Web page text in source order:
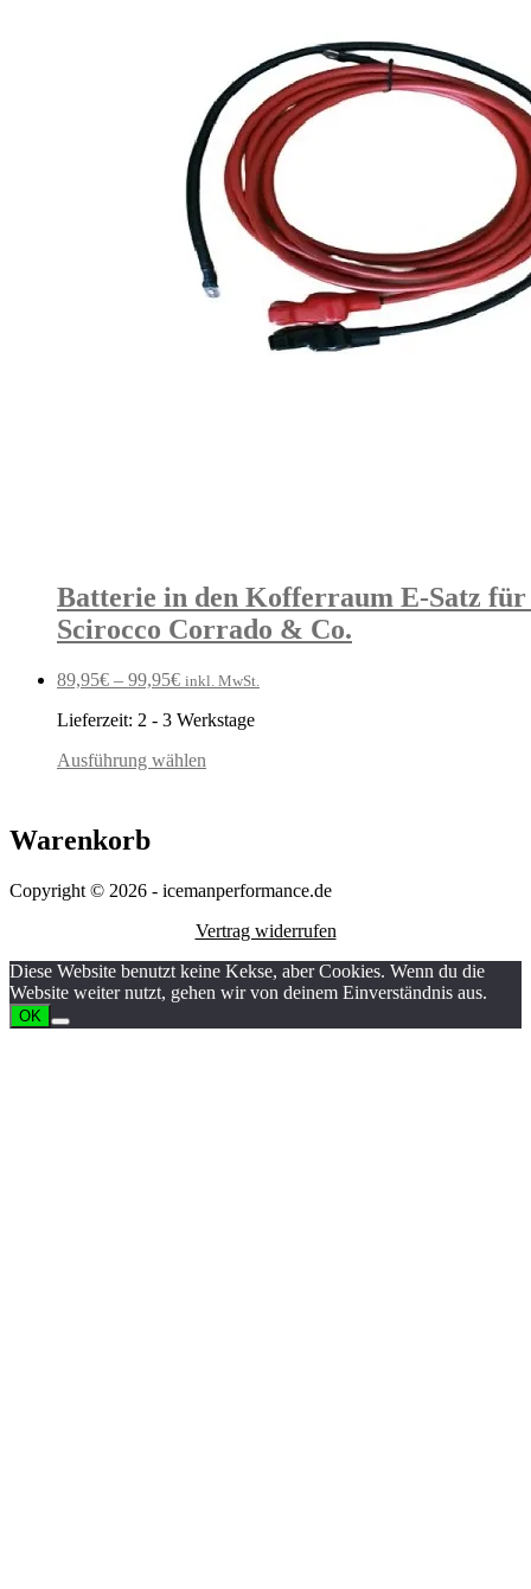
Batterie in den Kofferraum E-Satz
Scirocco Corrado & Co.
89,95€ – 99,95€ inkl. MwSt.
Lieferzeit: 2 - 3 Werkstage
Ausführung wählen
Warenkorb
Copyright © 2026 - icemanperformance.de
Vertrag widerrufen
Diese Website benutzt keine Kekse, aber Cookies. Wenn du die
Website weiter nutzt, gehen wir von deinem Einverständnis aus.
OK